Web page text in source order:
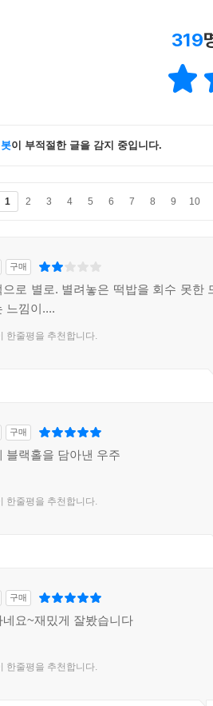
319
이 부적절한 글을 감지 중입니다.
1 2 3 4 5 6 7 8 9 10
구매
으로 별로. 별려놓은 떡밥을 회수 못한
느낌이....
한줄평을 추천합니다.
구매
블랙홀을 담아낸 우주
한줄평을 추천합니다.
구매
네요~재밌게 잘봤습니다
한줄평을 추천합니다.